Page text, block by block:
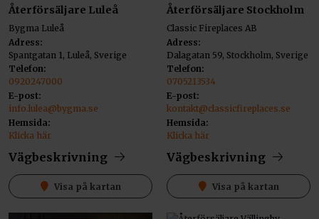
Återförsäljare Luleå
Bygma Luleå
Adress:
Spantgatan 1, Luleå, Sverige
Telefon:
0920247000
E-post:
info.lulea@bygma.se
Hemsida:
Klicka här
Vägbeskrivning
Visa på kartan
Återförsäljare Stockholm
Classic Fireplaces AB
Adress:
Dalagatan 59, Stockholm, Sverige
Telefon:
0705213534
E-post:
kontakt@classicfireplaces.se
Hemsida:
Klicka här
Vägbeskrivning
Visa på kartan